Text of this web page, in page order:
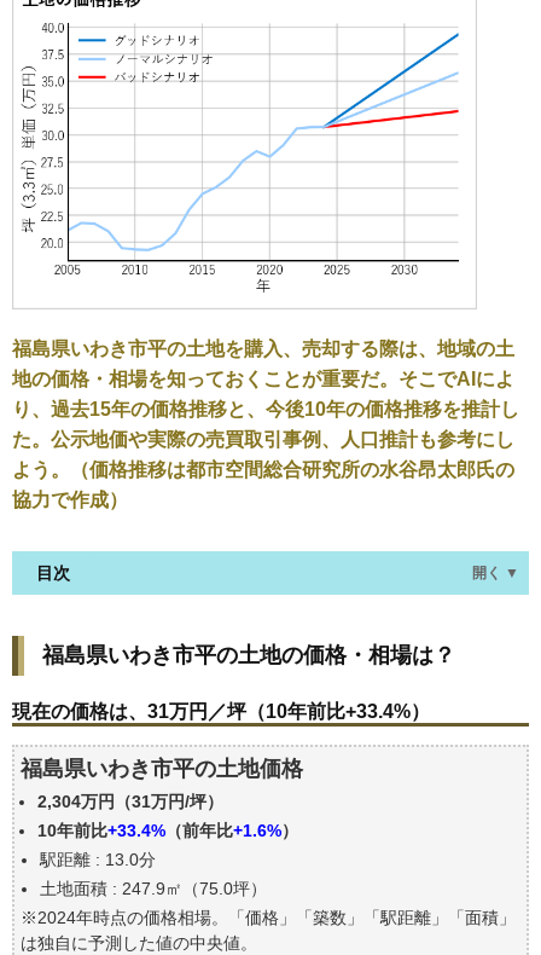
福島県いわき市平の土地を購入、売却する際は、地域の土
地の価格・相場を知っておくことが重要だ。そこでAIによ
り、過去15年の価格推移と、今後10年の価格推移を推計し
た。公示地価や実際の売買取引事例、人口推計も参考にし
よう。（価格推移は都市空間総合研究所の水谷昂太郎氏の
協力で作成）
目次 開く ▼
現在の価格は、31万円／坪（10年前比+33.4%）
価格を詳細に分析しよう
福島県いわき市平の土地の過去の売買事例
公示地価はいくら
自分の年収でいくらの不動産が買える？
福島県いわき市平の土地の価格・相場は？
現在の価格は、31万円／坪（10年前比+33.4%）
福島県いわき市平の土地価格
2,304万円（31万円/坪）
10年前比+33.4% （前年比+1.6%）
駅距離 : 13.0分
土地面積 : 247.9㎡（75.0坪）
※2024年時点の価格相場。「価格」「築数」「駅距離」「面積」
は独自に予測した値の中央値。